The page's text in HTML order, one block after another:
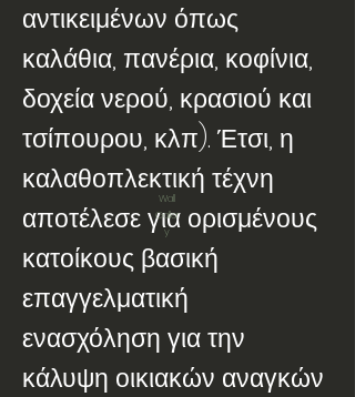
αντικειμένων όπως
καλάθια, πανέρια, κοφίνια,
δοχεία νερού, κρασιού και
τσίπουρου, κλπ). Έτσι, η
καλαθοπλεκτική τέχνη
αποτέλεσε για ορισμένους
κατοίκους βασική
επαγγελματική
ενασχόληση για την
κάλυψη οικιακών αναγκών
Wall
Galler
y